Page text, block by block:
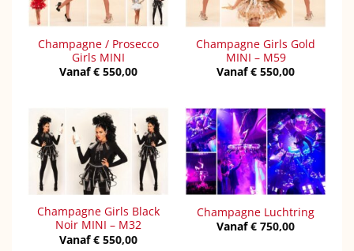
Champagne / Prosecco
Girls MINI
Vanaf€ 550,00
Champagne Girls Gold
MINI – M59
Vanaf€ 550,00
Champagne Girls Black
Noir MINI – M32
Vanaf€ 550,00
Champagne Luchtring
Vanaf€ 750,00